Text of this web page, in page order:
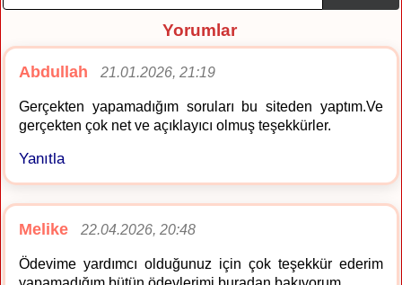
Yorumlar
Abdullah 21.01.2026, 21:19
Gerçekten yapamadığım soruları bu siteden yaptım.Ve
gerçekten çok net ve açıklayıcı olmuş teşekkürler.
Yanıtla
Melike 22.04.2026, 20:48
Ödevime yardımcı olduğunuz için çok teşekkür ederim